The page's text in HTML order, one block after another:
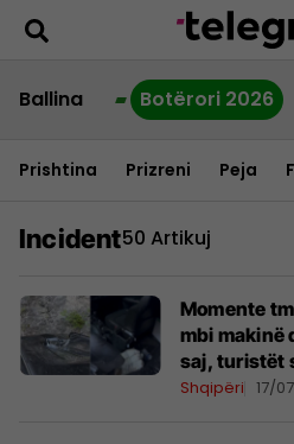
Ballina Botërori 2026
Prishtina Prizreni Peja
Incident50 Artikuj
Momente
mbi makinë
saj, turistët
Shqipëri 17/